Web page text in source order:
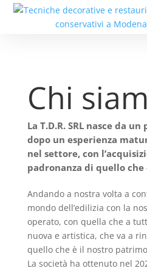
Chi
La T.D.R. SRL nasce da
dopo un esperienza
nel settore, con
padronanza di quello
Andando a nostra volta a
mondo dell’edilizia con la
operato, con quella che a
nuova e artistica, che va a
quello che è il nostro
La società ha ottenuto nel